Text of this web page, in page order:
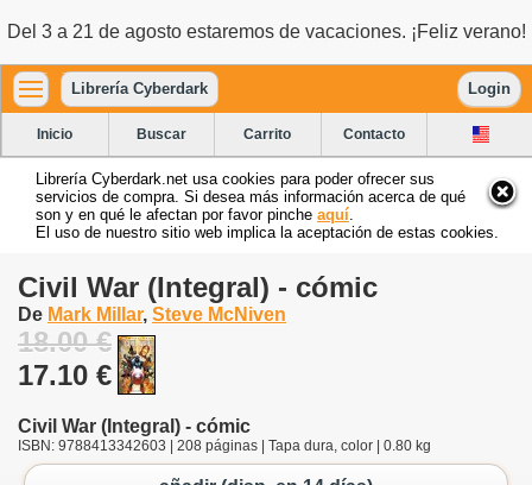
Del 3 a 21 de agosto estaremos de vacaciones. ¡Feliz verano!
Librería Cyberdark Login
Inicio Buscar Carrito Contacto
Librería Cyberdark.net usa cookies para poder ofrecer sus
servicios de compra. Si desea más información acerca de qué
son y en qué le afectan por favor pinche aquí
El uso de nuestro sitio web implica la aceptación de estas cookies.
Civil War (Integral) - cómic
De Mark Millar, Steve McNiven
18.00 €
17.10 €
Civil War (Integral) - cómic
ISBN: 9788413342603 | 208 páginas | Tapa dura, color | 0.80 kg